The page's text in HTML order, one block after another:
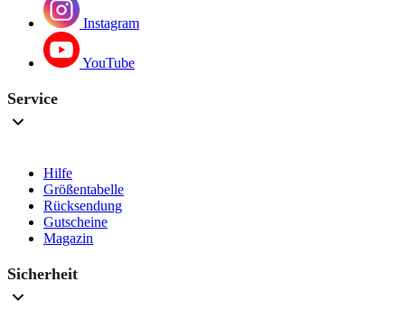
Instagram
YouTube
Service
Hilfe
Größentabelle
Rücksendung
Gutscheine
Magazin
Sicherheit